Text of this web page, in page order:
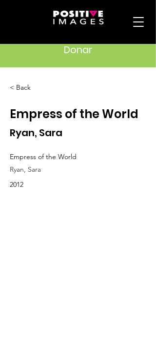
Donar
< Back
Empress of the World
Ryan, Sara
Empress of the World
Ryan, Sara
2012